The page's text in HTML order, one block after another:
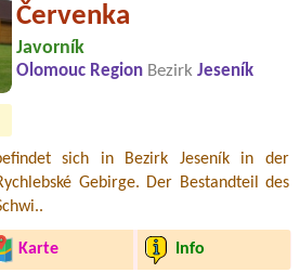
Červenka
Javorník
Olomouc Region Bezirk Jeseník
sich in Bezirk Jeseník in der
Gebirge. Der Bestandteil des
Karte Info